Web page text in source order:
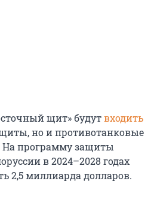
щит» будутвходить
но и противотанковые
программу защиты
в 2024–2028 годах
2,5 миллиарда долларов.